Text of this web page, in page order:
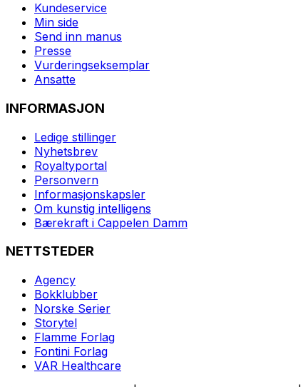
Kundeservice
Min side
Send inn manus
Presse
Vurderingseksemplar
Ansatte
INFORMASJON
Ledige stillinger
Nyhetsbrev
Royaltyportal
Personvern
Informasjonskapsler
Om kunstig intelligens
Bærekraft i Cappelen Damm
NETTSTEDER
Agency
Bokklubber
Norske Serier
Storytel
Flamme Forlag
Fontini Forlag
VAR Healthcare